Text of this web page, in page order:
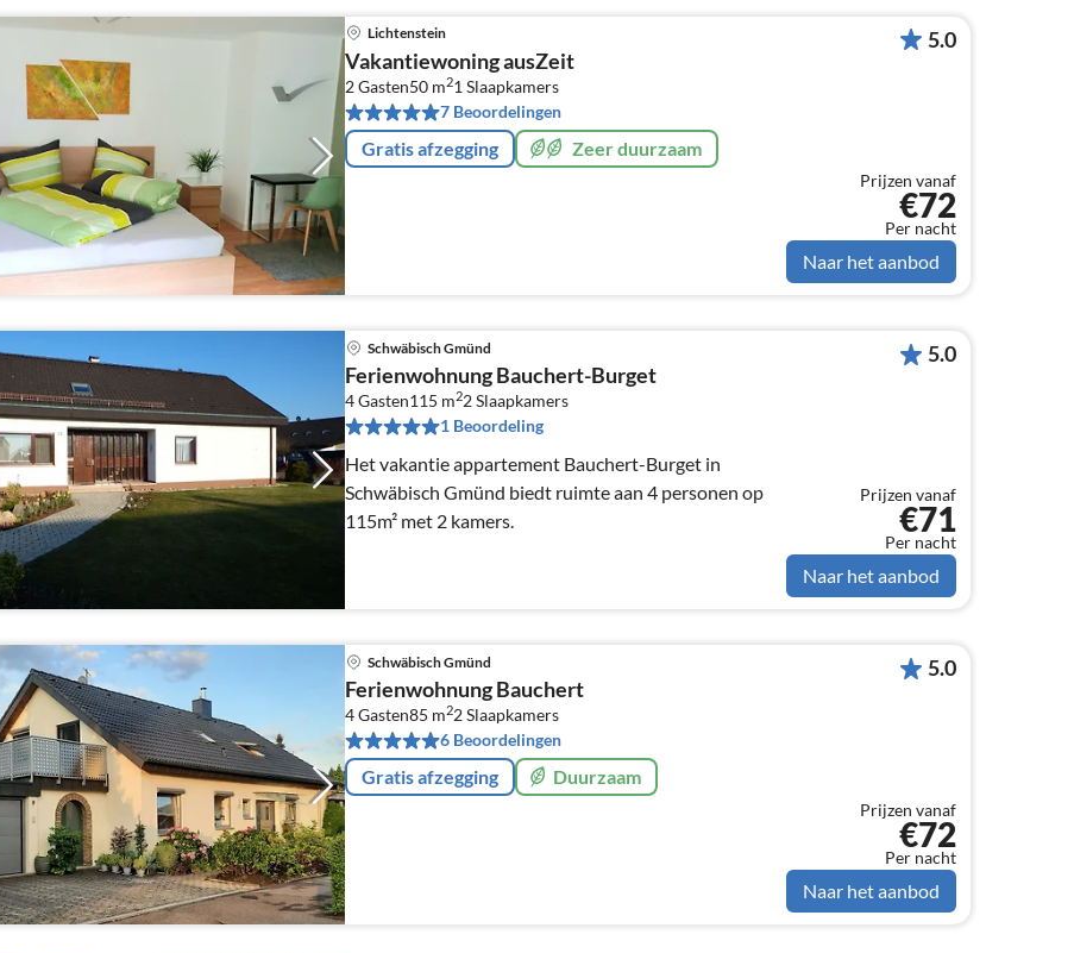
Lichtenstein
Vakantiewoning ausZeit
2 Gasten50 m21 Slaapkamers
7 Beoordelingen
Gratis afzegging Zeer duurzaam
5.0
Prijzen vanaf
€72
Per nacht
Naar het aanbod
Schwäbisch Gmünd
Ferienwohnung Bauchert-Burget
4 Gasten115 m22Slaapkamers
1 Beoordeling
Het vakantie appartement Bauchert-Burget in
Schwäbisch Gmünd biedt ruimte aan 4 personen op
115m² met 2 kamers.
5.0
Prijzen vanaf
€71
Per nacht
Naar het aanbod
Schwäbisch Gmünd
Ferienwohnung Bauchert
4 Gasten85 m22Slaapkamers
6 Beoordelingen
Gratis afzegging Duurzaam
5.0
Prijzen vanaf
€72
Per nacht
Naar het aanbod